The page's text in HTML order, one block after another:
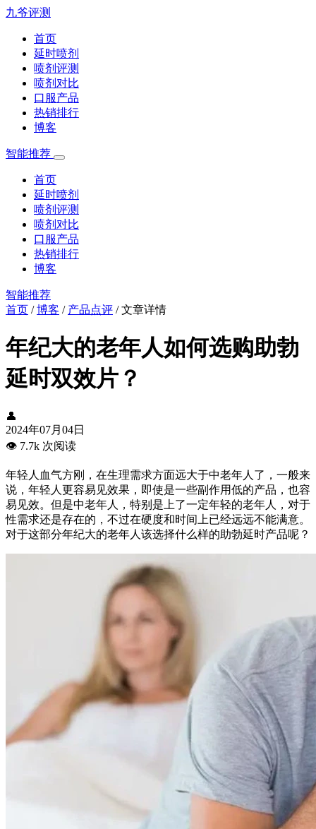
九爷评测
首页
延时喷剂
喷剂评测
喷剂对比
口服产品
热销排行
博客
智能推荐
首页
延时喷剂
喷剂评测
喷剂对比
口服产品
热销排行
博客
智能推荐
首页 /博客 / 产品点评 /文章详情
年纪大的老年人如何选购助勃
延时双效片？
👤
2024年07月04日
👁️ 7.7k 次阅读
年轻人血气方刚，在生理需求方面远大于中老年人了，一般来
说，年轻人更容易见效果，即使是一些副作用低的产品，也容
易见效。但是中老年人，特别是上了一定年轻的老年人，对于
性需求还是存在的，不过在硬度和时间上已经远远不能满意。
对于这部分年纪大的老年人该选择什么样的助勃延时产品呢？